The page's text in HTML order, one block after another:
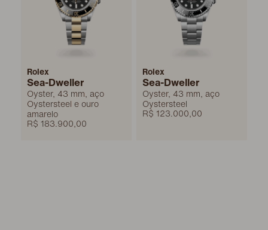
Rolex
Sea-Dweller
Oyster, 43 mm, aço
Oystersteel e ouro
amarelo
R$ 183.900,00
Rolex
Sea-Dweller
Oyster, 43 mm, aço
Oystersteel
R$ 123.000,00